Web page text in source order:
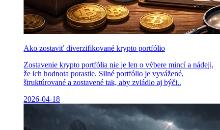
Ako zostaviť diverzifikované krypto portfólio
Zostavenie krypto portfólia nie je len o výbere mincí a nádeji,
že ich hodnota porastie. Silné portfólio je vyvážené,
štruktúrované a zostavené tak, aby zvládlo aj býči..
2026-04-18